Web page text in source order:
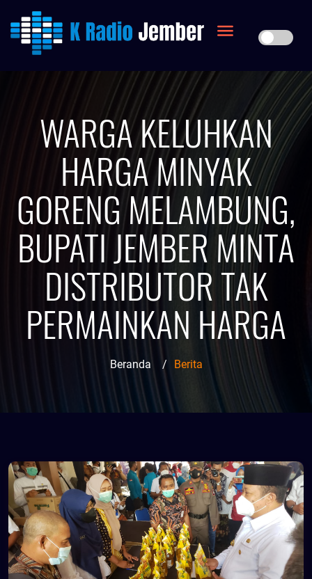
WARGA KELUHKAN
HARGA MINYAK
GORENG MELAMBUNG,
BUPATI JEMBER MINTA
DISTRIBUTOR TAK
PERMAINKAN HARGA
Beranda / Berita